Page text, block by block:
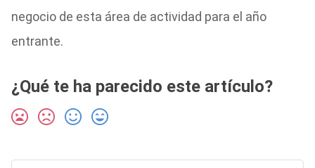
negocio de esta área de actividad para el año
entrante.
¿Qué te ha parecido este artículo?